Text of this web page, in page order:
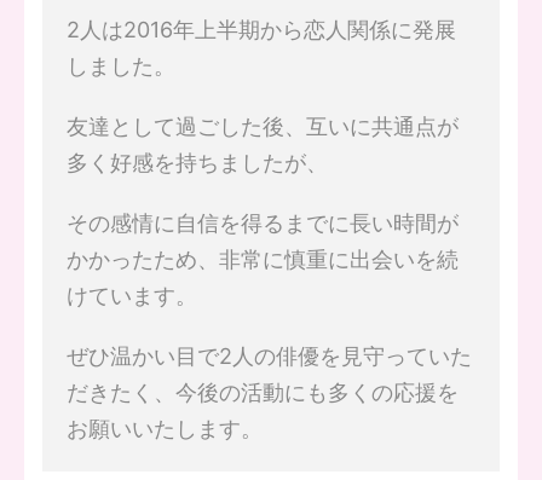
2人は2016年上半期から恋人関係に発展
しました。
友達として過ごした後、互いに共通点が
多く好感を持ちましたが、
その感情に自信を得るまでに長い時間が
かかったため、非常に慎重に出会いを続
けています。
ぜひ温かい目で2人の俳優を見守っていた
だきたく、今後の活動にも多くの応援を
お願いいたします。